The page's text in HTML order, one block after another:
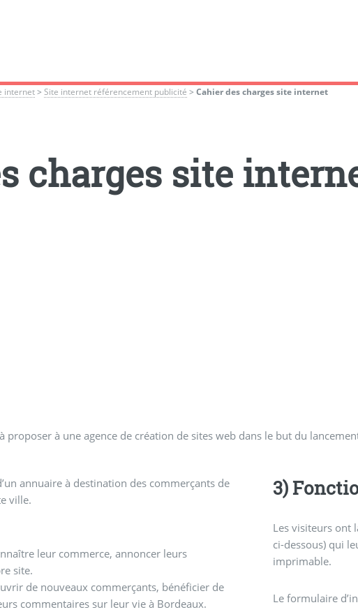
internet> Site internet référencement publicité > Cahier des charges site internet
charges site
proposer à une agence de création de sites web dans le but du
annuaire à destination des commerçants de
ville.
leur commerce, annoncer leurs
site.
de nouveaux commerçants, bénéficier de
commentaires sur leur vie à Bordeaux.
3)
Les visiteurs ont
ci-dessous) qui
imprimable.
Le formulaire